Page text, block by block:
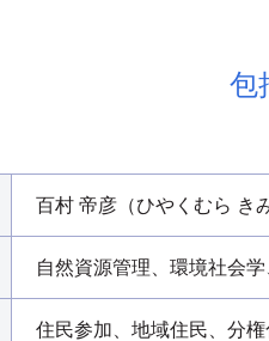
包
百村 帝彦（ひやくむら き
自然資源管理、環境社会
住民参加、地域住民、分権